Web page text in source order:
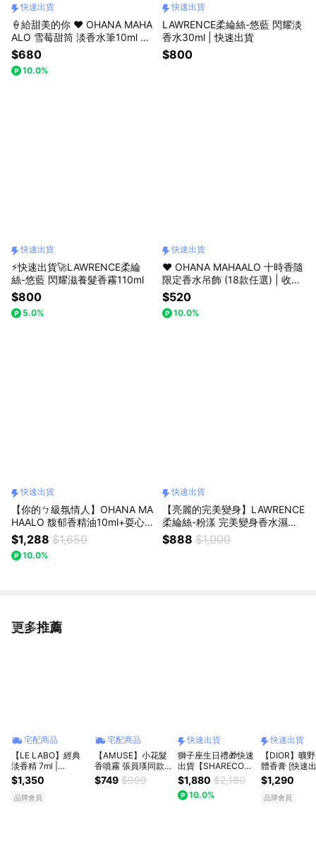
快速出貨
🍦給甜美的你 ❤️ OHANA MAHA
ALO 雪莓甜筒 淡香水筆10ml 快
速出貨
$680
10.0%
快速出貨
LAWRENCE柔綸絲-悠藍 閃耀淡
香水30ml | 快速出貨
$800
快速出貨
⚡快速出貨🚀LAWRENCE柔綸
絲-悠藍 閃耀滋養髮香霧110ml
$800
5.0%
快速出貨
❤️ OHANA MAHAALO 十時香隨
限定香水吊飾 (18款任選) | 收禮
者自選款式 (快速出貨)
$520
10.0%
快速出貨
【你的ㄅ級氛情人】OHANA MA
HAALO 馥郁香精油10ml+耍心
機香膏3g+粉紅禮物盒(小) ❤️快
速出貨✨
$1,288 $1,650
10.0%
快速出貨
【亮麗的完美變身】LAWRENCE
柔綸絲-粉漾 完美變身香水濕巾
+完美變身美指精華油吊飾+粉紅
禮物盒(大) ⚡快速出貨🚀
$888 $1,000
更多推薦
看更多
宅配商品
【LE LABO】經典
淡香精 7ml |
Another13/黑茶29/
檀香33 | 香水生日
禮物推薦 情人節禮
$1,350
品牌會員
宅配商品
【AMUSE】小花髮
香噴霧 張員瑛同款
秀髮香水
$749 $999
快速出貨
獅子座生日禮🎁快速
出貨【SHARECO官
方現貨】2026新款
香水｜瘦子 E.SO 御
用香氛｜極晝 極夜
$1,880 $2,180
10.0%
快速出貨
【DIOR】曠
體香膏 [快速
$1,290
品牌會員